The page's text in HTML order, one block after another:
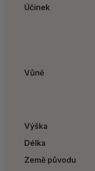
Účinek
Vůně
Výška
Délka
Země původu